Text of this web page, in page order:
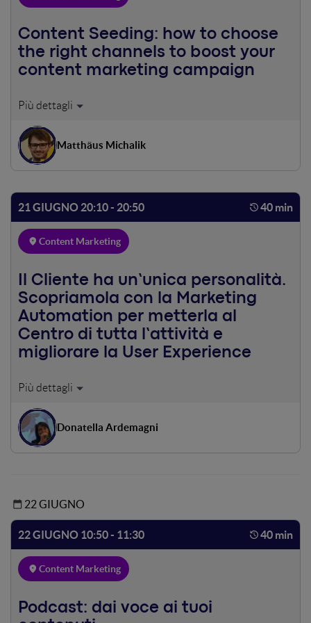
22 GIUGNO
Content Seeding: how to choose
the right channels to boost your
content marketing campaign
Content seeding is essential for a successful content
Companies think that the target group is just waiting for
their content – which is a mistake. The content must be
efficiently shared within the target group! Experience has
owned, paid and earned media. Each channel can play a
decisive role and so it is important to share the relevant
content per channel to use all channels properly.
and how success can be measured within these channels.
Matthäus Michalik
21 GIUGNO 20:10 - 20:50 40 min
Content Marketing
Il Cliente ha un’unica personalità.
Scopriamola con la Marketing
Automation per metterla al
Centro di tutta l’attività e
migliorare la User Experience
Parlare di Digital User Experience significa conoscere nel
obiettivi abbiano in mente. Conoscere la loro Personalità
online per entrare in sintonia e proporre contenuti di
valore, creare Esperienze Positive, capaci di generare
raccogliere e organizzare le informazioni utili per
loro necessità e aspettative, in modo da condividere con i
venditori i dati più utili. Tutto questo sempre nel rispetto
delle regole del Regolamento Europeo sul Trattamento
Donatella Ardemagni
22 GIUGNO 10:50 - 11:30 40 min
Content Marketing
Podcast: dai voce ai tuoi